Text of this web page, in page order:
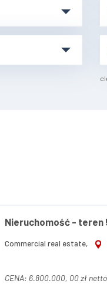
Nieruchomość - teren
Commercial real estate,
CENA: 6.800.000, 00 zł netto do negocjacji OPIS NIERUCHOMOŚCI Przedmiotem ogłoszenia jest